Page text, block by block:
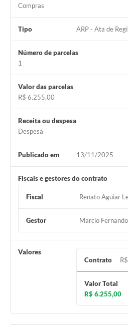
Compras
Tipo ARP - Ata de
Número de parcelas
1
Valor das parcelas
R$ 6.255,00
Receita ou despesa
Despesa
Publicado em 13/11/2025
Fiscais e gestores do contrato
Fiscal Renato Aguiar
Gestor Marcio
Valores
Contrato
Valor Total
R$ 6.255,00